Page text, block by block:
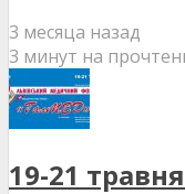
3 месяца назад
3 минут на
19-21